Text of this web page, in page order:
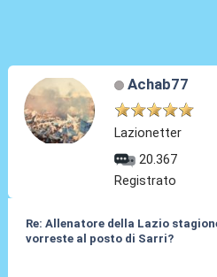
Achab77
Lazionetter
20.367
Registrato
Re: Allenatore della Lazio
vorreste al posto di Sarri?